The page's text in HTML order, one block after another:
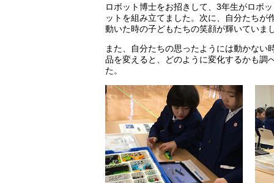
ロボット博士をお招きして、3年生がロボ
ットを組み立てました。次に、自分たち
動いた時の子どもたちの笑顔が輝いていま
また、自分たちの思ったようには動かな
品を変えると、どのように変化するかも調
た。